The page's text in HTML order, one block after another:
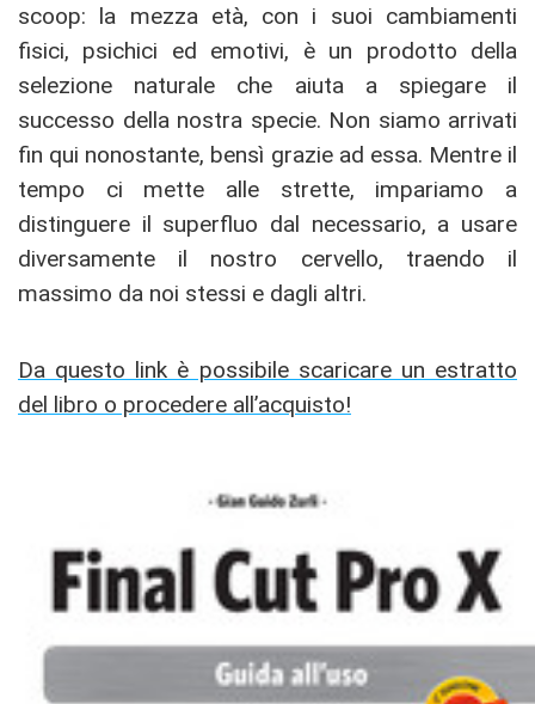
scoop: la mezza età, con i suoi cambiamenti
fisici, psichici ed emotivi, è un prodotto della
selezione naturale che aiuta a spiegare il
successo della nostra specie. Non siamo arrivati
fin qui nonostante, bensì grazie ad essa. Mentre il
tempo ci mette alle strette, impariamo a
distinguere il superfluo dal necessario, a usare
diversamente il nostro cervello, traendo il
massimo da noi stessi e dagli altri.
Da questo link è possibile scaricare un estratto
del libro o procedere all’acquisto!